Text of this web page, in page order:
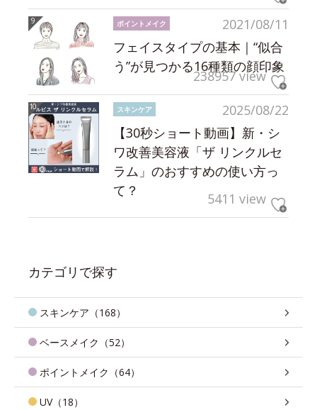
2021/08/11
ポイントメイク
フェイスタイプの基本｜“似合
う”が見つかる16種類の顔印象
238957 view
2025/08/22
スキンケア
【30秒ショート動画】新・シ
ワ改善美容液「ザ リンクルセ
ラム」のおすすめの使い方っ
て？
5411 view
カテゴリで探す
スキンケア（168）
ベースメイク（52）
ポイントメイク（64）
UV（18）